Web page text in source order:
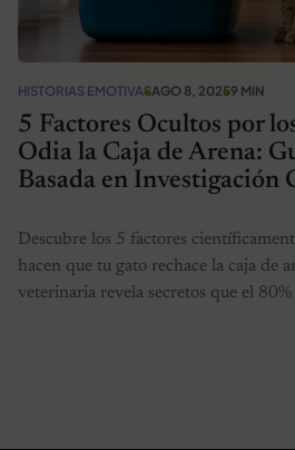
HISTORIAS EMOTIVASAGO 8, 20259 MIN
5 Factores Ocultos por
Odia la Caja de Arena:
Basada en Investigación
Descubre los 5 factores
hacen que tu gato rechace la caja de
veterinaria revela secretos que el